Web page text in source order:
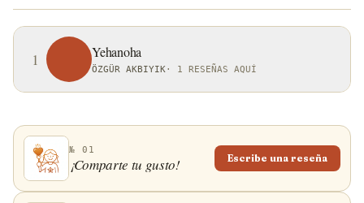
1 Yehanoha
ÖZGÜR AKBIYIK · 1 RESEÑAS AQUÍ
№ 01
¡Comparte tu gusto! Escribe una reseña